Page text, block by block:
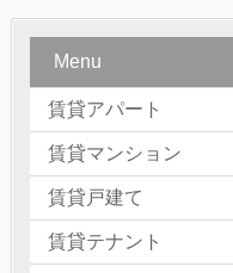
Menu
賃貸アパート
賃貸マンション
賃貸戸建て
賃貸テナント